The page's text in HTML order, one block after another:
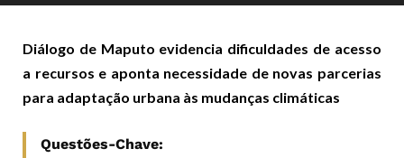
Diálogo de Maputo evidencia dificuldades de acesso
a recursos e aponta necessidade de novas parcerias
para adaptação urbana às mudanças climáticas
Questões-Chave: